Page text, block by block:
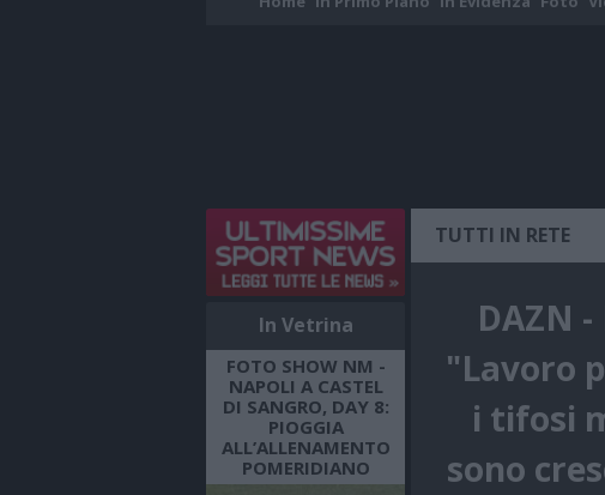
In Vetrina
FOTO SHOW NM -
NAPOLI A CASTEL
DI SANGRO, DAY 8:
PIOGGIA
ALL’ALLENAMENTO
POMERIDIANO
TUTTI IN RETE
DAZN
"Lavoro
i tifosi
sono